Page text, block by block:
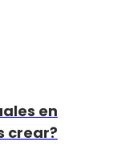
en
crear?